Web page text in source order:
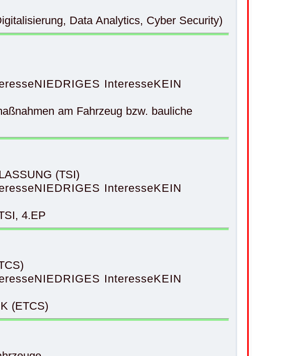
Data Analytics, Cyber Security)
NIEDRIGES InteresseKEIN
am Fahrzeug bzw. bauliche
(TSI)
NIEDRIGES InteresseKEIN
4.EP
NIEDRIGES InteresseKEIN
(ETCS)